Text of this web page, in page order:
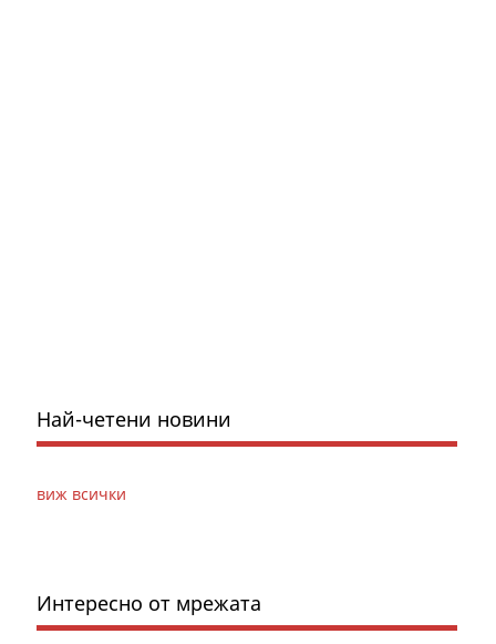
Най-четени новини
виж всички
Интересно от мрежата